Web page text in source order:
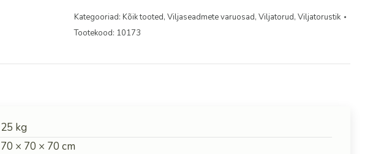
Kategooriad:Kõik tooted,Viljaseadmete varuosad,Viljatorud,Viljatorustik
Tootekood: 10173
25 kg
70 × 70 × 70 cm